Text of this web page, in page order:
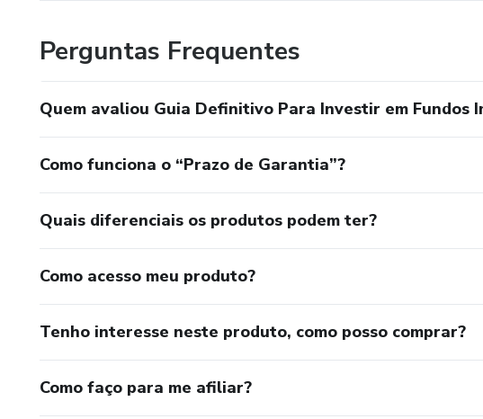
Perguntas Frequentes
Quem avaliou Guia Definitivo Para Investir em Fundos
Como funciona o “Prazo de Garantia”?
Quais diferenciais os produtos podem ter?
Como acesso meu produto?
Tenho interesse neste produto, como posso comprar?
Como faço para me afiliar?